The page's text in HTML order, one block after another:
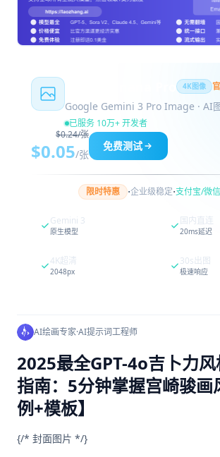
4K图像
Google Gemini 3 Pro Image · AI
已服务 10万+ 开发者
$0.24/张
$0.05/张
免费测试
限时特惠 ·企业级稳定·支付宝/微
Gemini 3
原生模型
国内直连
20ms延迟
4K超清
2048px
30s出图
极速响应
AI绘画专家·AI提示词工程师
2025最全GPT-4o吉卜力
指南：5分钟掌握宫崎骏画
例+模板】
{/* 封面图片 */}